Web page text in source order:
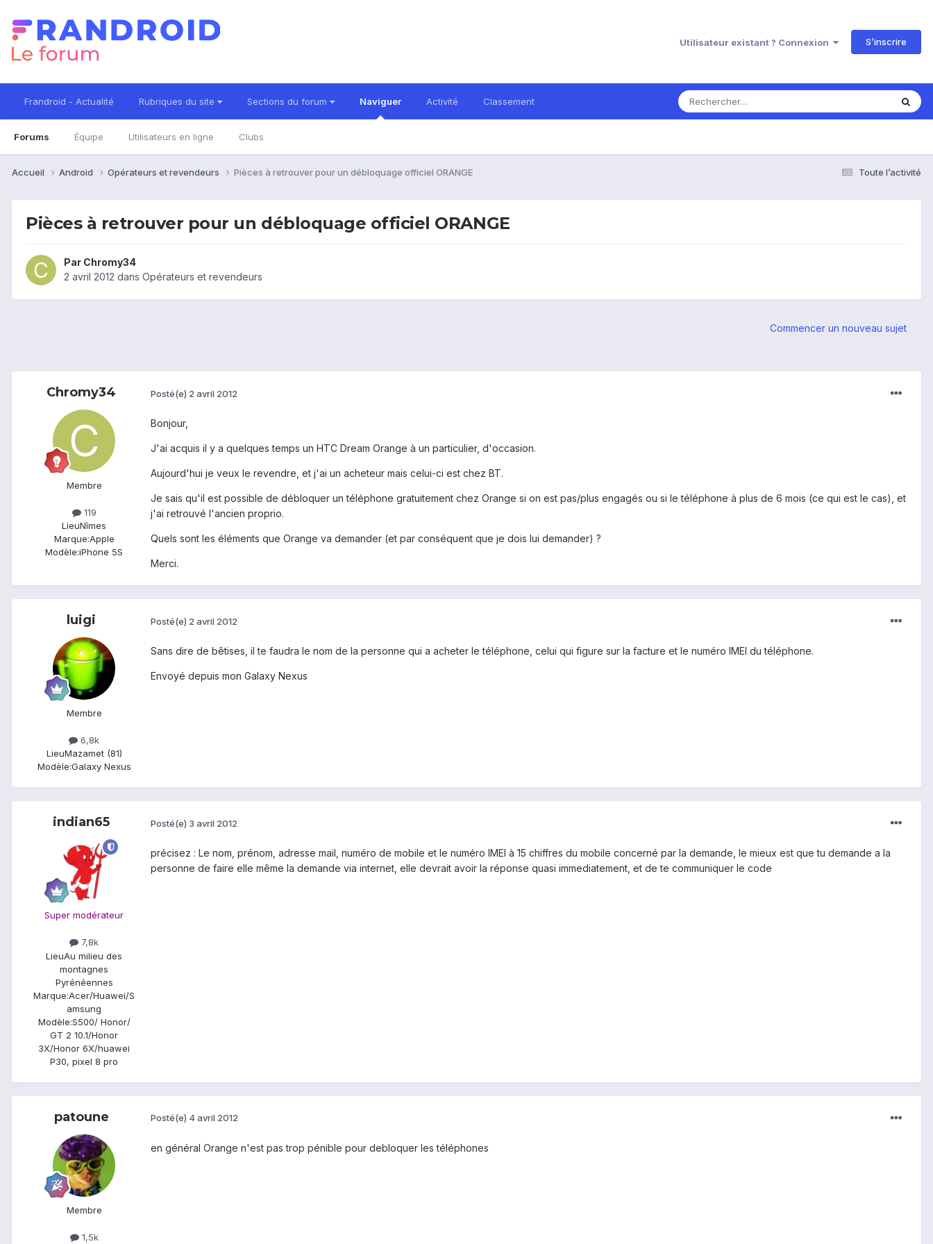
Utilisateur existant ? Connexion S’inscrire
Frandroid - Actualité Rubriques du site Sections du forum Naviguer
Forums Équipe Utilisateurs en ligne Clubs
Activité Classement
Toute l’activité
Accueil Android Opérateurs et revendeurs Pièces à retrouver pour un débloquage officiel ORANGE
Pièces à retrouver pour un débloquage officiel ORANGE
Par Chromy34
2 avril 2012 dans Opérateurs et revendeurs
Commencer un nouveau sujet
Chromy34
Membre
119
LieuNîmes
Marque:Apple
Modèle:iPhone 5S
Posté(e) 2 avril 2012
Bonjour,
J'ai acquis il y a quelques temps un HTC Dream Orange à un particulier, d'occasion.
Aujourd'hui je veux le revendre, et j'ai un acheteur mais celui-ci est chez BT.
Je sais qu'il est possible de débloquer un téléphone gratuitement chez Orange si on est pas/plus engagés ou si le téléphone à plus de 6 mois (ce qui est le cas), et
j'ai retrouvé l'ancien proprio.
Quels sont les éléments que Orange va demander (et par conséquent que je dois lui demander) ?
Merci.
luigi
Membre
6,8k
LieuMazamet (81)
Modèle:Galaxy Nexus
Posté(e) 2 avril 2012
Sans dire de bêtises, il te faudra le nom de la personne qui a acheter le téléphone, celui qui figure sur la facture et le numéro IMEI du téléphone.
Envoyé depuis mon Galaxy Nexus
indian65
Super modérateur
7,8k
LieuAu milieu des
montagnes
Pyrénéennes
Marque:Acer/Huawei/S
amsung
Modèle:S500/ Honor/
GT 2 10.1/Honor
3X/Honor 6X/huawei
P30, pixel 8 pro
Posté(e) 3 avril 2012
précisez : Le nom, prénom, adresse mail, numéro de mobile et le numéro IMEI à 15 chiffres du mobile concerné par la demande, le mieux est que tu demande a la
personne de faire elle même la demande via internet, elle devrait avoir la réponse quasi immediatement, et de te communiquer le code
patoune
Membre
1,5k
Posté(e) 4 avril 2012
en général Orange n'est pas trop pénible pour debloquer les téléphones